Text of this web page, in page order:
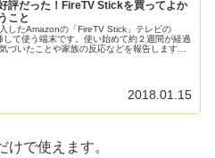
評だった！FireTV Stickを買ってよか
こと
したAmazonの「FireTV Stick」テレビの
して使う端末です。使い始めて約２週間が経過
づいたことや家族の反応などを報告しますの
2018.01.15
で使えます。